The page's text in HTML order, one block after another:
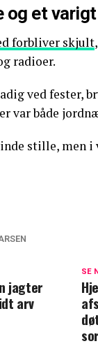
og et
forbliver skjult
radioer.
ved fester,
var både
stille, men
et sidste
SE
jagter
arv